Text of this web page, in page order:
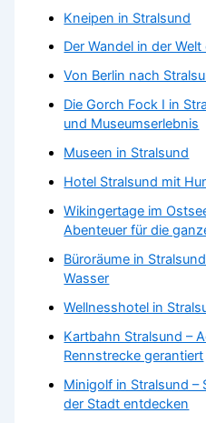
Kneipen in Stralsund
Der Wandel in der
Von Berlin nach
Die Gorch Fock I in
und Museumserlebnis
Museen in Stralsund
Hotel Stralsund mit
Wikingertage im
Abenteuer für die
Büroräume in
Wasser
Wellnesshotel in
Kartbahn Stralsund –
Rennstrecke gerantiert
Minigolf in Stralsund –
der Stadt entdecken